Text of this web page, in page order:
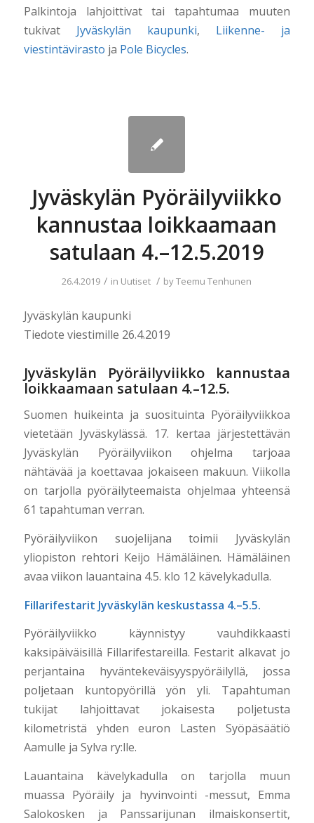
Palkintoja lahjoittivat tai tapahtumaa muuten
tukivat Jyväskylän kaupunki, Liikenne- ja
viestintävirasto ja Pole Bicycles.
Jyväskylän Pyöräilyviikko
kannustaa loikkaamaan
satulaan 4.–12.5.2019
26.4.2019 / in Uutiset / byTeemu Tenhunen
Jyväskylän kaupunki
Tiedote viestimille 26.4.2019
Jyväskylän Pyöräilyviikko kannustaa
loikkaamaan satulaan 4.–12.5.
Suomen huikeinta ja suosituinta Pyöräilyviikkoa
vietetään Jyväskylässä. 17. kertaa järjestettävän
Jyväskylän Pyöräilyviikon ohjelma tarjoaa
nähtävää ja koettavaa jokaiseen makuun. Viikolla
on tarjolla pyöräilyteemaista ohjelmaa yhteensä
61 tapahtuman verran.
Pyöräilyviikon suojelijana toimii Jyväskylän
yliopiston rehtori Keijo Hämäläinen. Hämäläinen
avaa viikon lauantaina 4.5. klo 12 kävelykadulla.
Fillarifestarit Jyväskylän keskustassa 4.–5.5.
Pyöräilyviikko käynnistyy vauhdikkaasti
kaksipäiväisillä Fillarifestareilla. Festarit alkavat jo
perjantaina hyväntekeväisyyspyöräilyllä, jossa
poljetaan kuntopyörillä yön yli. Tapahtuman
tukijat lahjoittavat jokaisesta poljetusta
kilometristä yhden euron Lasten Syöpäsäätiö
Aamulle ja Sylva ry:lle.
Lauantaina kävelykadulla on tarjolla muun
muassa Pyöräily ja hyvinvointi -messut, Emma
Salokosken ja Panssarijunan ilmaiskonsertit,